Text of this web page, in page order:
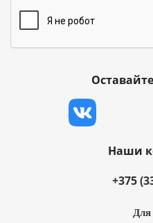
Наши
+375